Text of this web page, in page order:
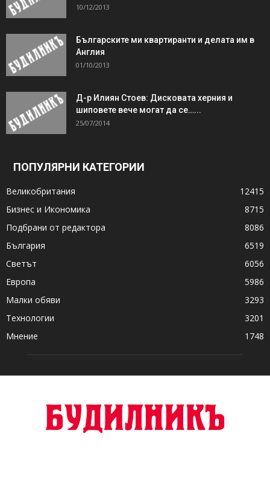
10/12/2013
Българските ми квартиранти и делата им в
Англия
01/10/2013
Д-р Илиян Стоев: Дисковата херния и
шиповете вече могат да се…...
25/07/2014
ПОПУЛЯРНИ КАТЕГОРИИ
Великобритания
12415
Бизнес и Икономика
8715
Подбрани от редактора
8086
България
6519
Светът
6056
Европа
5986
Малки обяви
3293
Технологии
3201
Мнение
1748